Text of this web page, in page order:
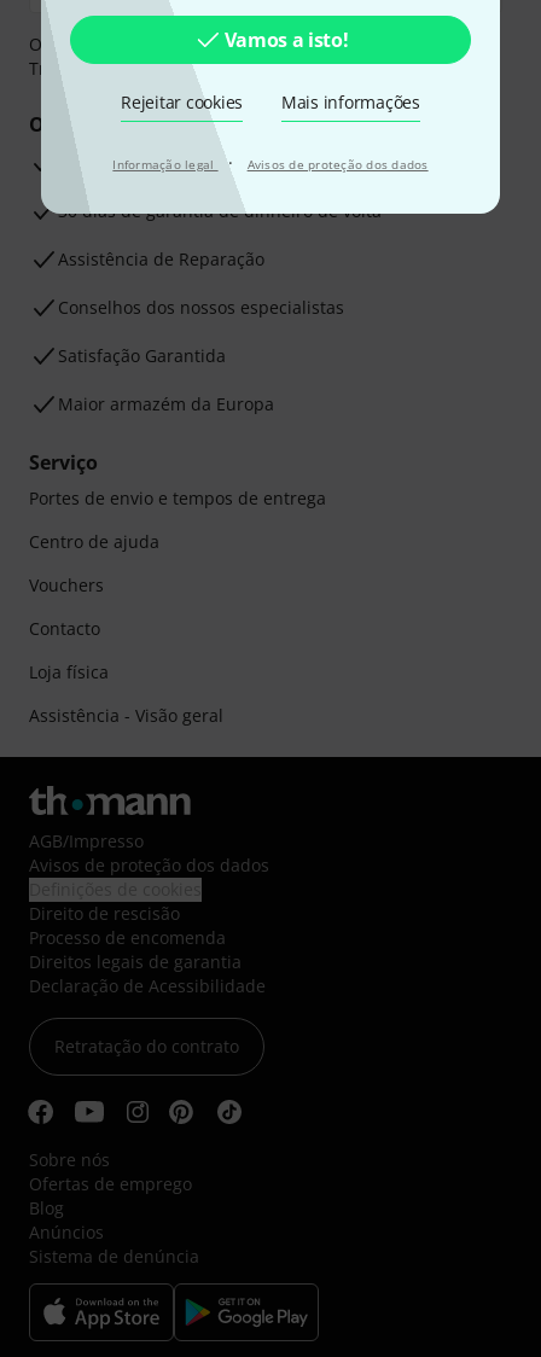
Vamos a isto!
Rejeitar cookies Mais informações
Informação legal · Avisos de proteção dos dados
O pagamento pode ser feito de forma segura através de
Transferência bancária, PayPal ou Cartão de crédito.
Os seus benefícios
Garantia Thomann de 3 anos
30 dias de garantia de dinheiro de volta
Assistência de Reparação
Conselhos dos nossos especialistas
Satisfação Garantida
Maior armazém da Europa
Serviço
Portes de envio e tempos de entrega
Centro de ajuda
Vouchers
Contacto
Loja física
Assistência - Visão geral
AGB/Impresso
Avisos de proteção dos dados
Direito de rescisão
Processo de encomenda
Direitos legais de garantia
Declaração de Acessibilidade
Retratação do contrato
Sobre nós
Ofertas de emprego
Blog
Anúncios
Sistema de denúncia